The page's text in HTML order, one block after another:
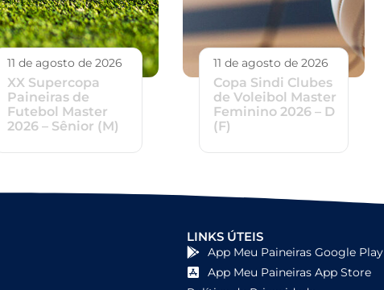
11 de agosto de 2026
XX Supercopa
Paineiras de
Futebol Master
2026 – Sênior (M)
11 de agosto de 2026
Copa Sindi Clubes
de Voleibol Master
Feminino 2026 – D
(F)
LINKS ÚTEIS
App Meu Paineiras Google Play
App Meu Paineiras App Store